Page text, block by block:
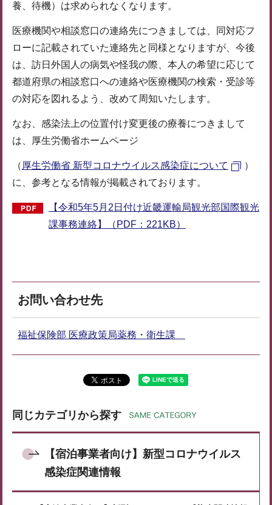
養、待機）は求められなくなります。
医療機関や相談窓口の連絡先につきましては、同対応フ
ローに記載されていた連絡先と同様となりますが、今後
は、訪日外国人の病気や怪我の際、本人の希望に応じて
都道府県の相談窓口への連絡や医療機関の検索・受診等
の対応を図れるよう、改めて周知いたします。
なお、感染法上の位置付け変更後の療養につきまして
は、厚生労働省ホームページ
（ 厚生労働省 新型コロナウイルス感染症について
）
に、参考となる情報が掲載されております。
【令和5年5月2日付け近畿運輸局観光部国際観光
課事務連絡】（PDF：221KB）
お問い合わせ先
福祉保険部 医療政策局薬務・衛生課
同じカテゴリから探す
【宿泊事業者向け】新型コロナウイルス
感染症関連情報